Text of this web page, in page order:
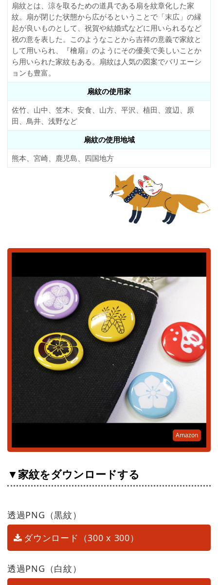
扇紋とは、涼を取るための道具である扇を紋章化した家
紋。扇が閉じた状態から広がるということで「末広」の縁
起が良いものとして、祝賀や結婚式などに用いられるなど
祝の意を表した。このようなことから吉祥の意義で家紋と
して用いられ、『檜扇』のようにその優美で美しいことか
ら用いられた家紋もある。扇紋は人気の図案でバリエーシ
ョンも豊富。
扇紋の使用家
佐竹、山中、笠木、安食、山方、平沢、植田、渡辺、原
田、鳥井、浅野など
扇紋の使用地域
熊本、宮崎、鹿児島、四国地方
Amazon
▼家紋をダウンロードする
透過PNG（黒紋）
ダウンロード（300 x 300）
透過PNG（白紋）